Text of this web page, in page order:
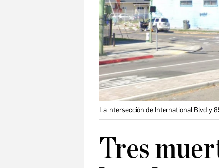
La intersección de International Blvd y
Tres